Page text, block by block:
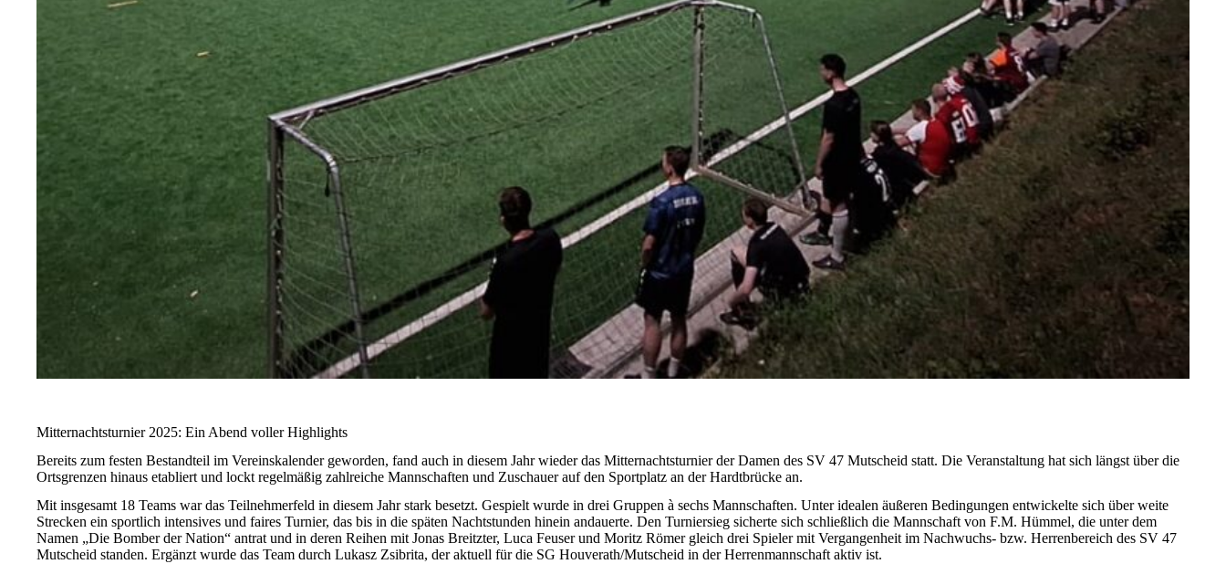
Mitternachtsturnier 2025: Ein Abend voller Highlights
Bereits zum festen Bestandteil im Vereinskalender geworden, fand auch in diesem Jahr wieder das Mitternachtsturnier der Damen des SV 47 Mutscheid statt. Die Veranstaltung hat sich längst über die
Ortsgrenzen hinaus etabliert und lockt regelmäßig zahlreiche Mannschaften und Zuschauer auf den Sportplatz an der Hardtbrücke an.
Mit insgesamt 18 Teams war das Teilnehmerfeld in diesem Jahr stark besetzt. Gespielt wurde in drei Gruppen à sechs Mannschaften. Unter idealen äußeren Bedingungen entwickelte sich über weite
Strecken ein sportlich intensives und faires Turnier, das bis in die späten Nachtstunden hinein andauerte. Den Turniersieg sicherte sich schließlich die Mannschaft von F.M. Hümmel, die unter dem
Namen „Die Bomber der Nation“ antrat und in deren Reihen mit Jonas Breitzter, Luca Feuser und Moritz Römer gleich drei Spieler mit Vergangenheit im Nachwuchs- bzw. Herrenbereich des SV 47
Mutscheid standen. Ergänzt wurde das Team durch Lukasz Zsibrita, der aktuell für die SG Houverath/Mutscheid in der Herrenmannschaft aktiv ist.